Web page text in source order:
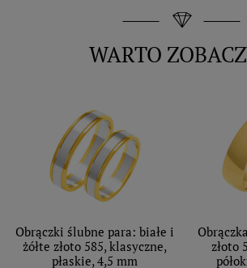
WARTO
Obrączki ślubne para: białe i
żółte złoto 585, klasyczne,
płaskie, 4,5 mm
złoto